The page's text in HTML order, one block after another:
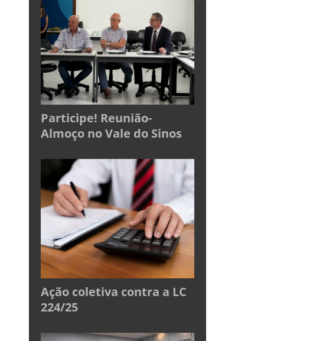
Participe! Reunião-
Almoço no Vale do Sinos
Ação coletiva contra a LC
224/25